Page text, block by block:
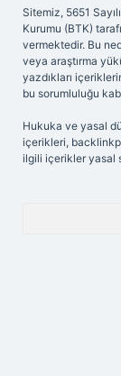
Sitemiz, 5651
Kurumu (BTK)
vermektedir. Bu
veya araştırma
yazdıkları
bu sorumluluğu
Hukuka ve yasal
içerikleri,
ilgili içerikler yasal